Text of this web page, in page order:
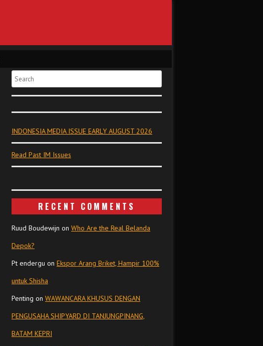
Search
INDONESIA MEDIA ISSUE EARLY AUGUST 2026
Read Past IM Issues
RECENT COMMENTS
Ruud Boudewijn on Who Are the Real Belanda
Depok?
Pt endergu on Ekspor Arang Briket, Hampir 100%
untuk Shisha
Penting on WAWANCARA KHUSUS DENGAN
PENGUSAHA SHIPYARD DI TANJUNGPINANG,
BATAM KEPRI